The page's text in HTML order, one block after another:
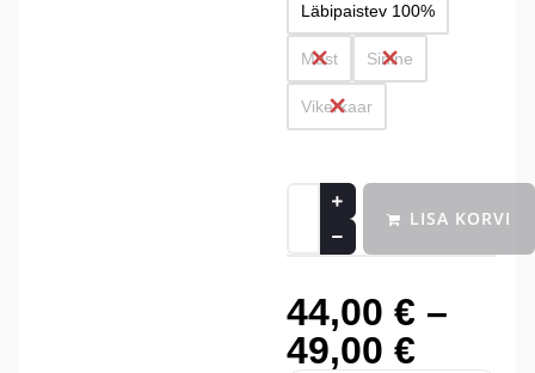
Läbipaistev 100%
Must Sinine
Vikerkaar
LISA KORVI
44,00 € –
49,00 €